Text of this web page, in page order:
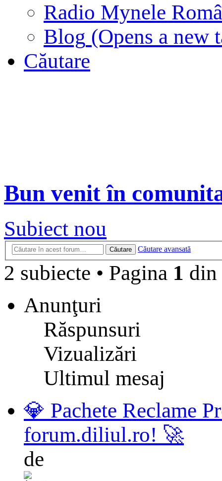
Radio Mynele
Blog (Opens a new
Căutare
Bun venit în
Subiect nou
Căutare Căutare avansată
2 subiecte • Pagina 1 din
Anunţuri
Răspunsuri
Vizualizări
Ultimul mesaj
💎 Pachete Reclame
forum.diliul.ro! 🚀
de